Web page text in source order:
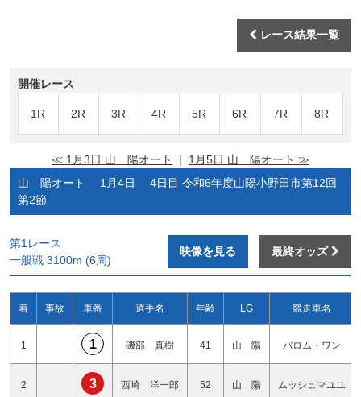
レース結果一覧
開催レース
1R 2R 3R 4R 5R 6R 7R 8R
≪ 1月3日 山 陽オート | 1月5日 山 陽オート ≫
山 陽オート 1月4日 4日目 令和6年度山陽小野田市第12回
第2節
第1レース
一般戦 3100m (6周)
映像を見る 最終オッズ
着 事故 車番 選手名 年齢 LG 競走車名
1 1 磯部 真樹 41 山 陽 バロム・ワン
2 3 西崎 洋一郎 52 山 陽 ムッシュマユユ